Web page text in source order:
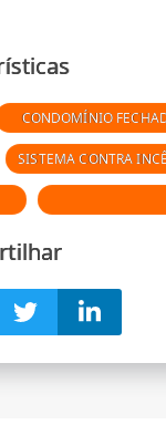
CONDOMÍNIO
SISTEMA CONTRA